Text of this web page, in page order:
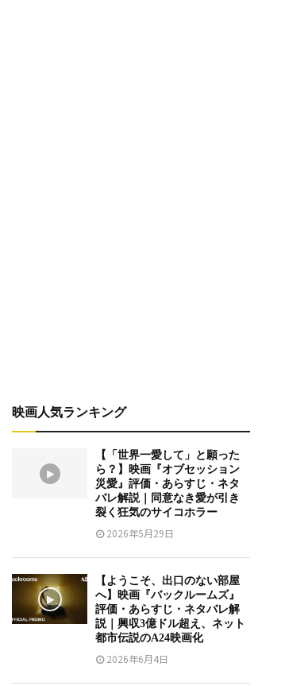
映画人気ランキング
【「世界一愛して」と願った
ら？】映画『オブセッション
災愛』評価・あらすじ・ネタ
バレ解説｜同意なき愛が引き
裂く狂気のサイコホラー
2026年5月29日
【ようこそ、出口のない部屋
へ】映画『バックルームズ』
評価・あらすじ・ネタバレ解
説｜興収3億ドル超え、ネット
都市伝説のA24映画化
2026年6月4日